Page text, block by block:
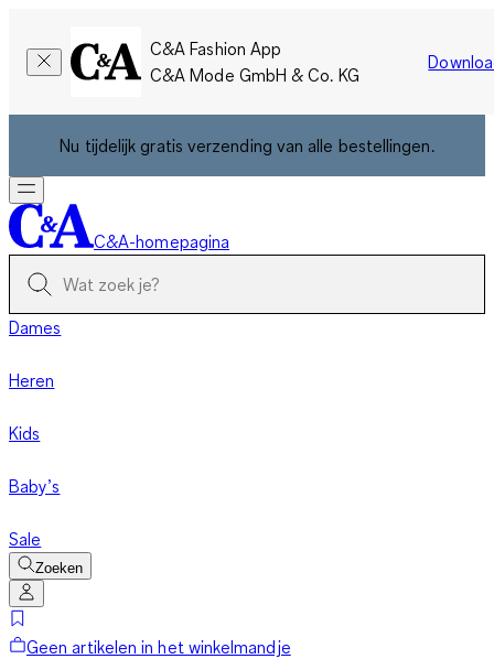
C&A Fashion App
C&A Mode GmbH & Co. KG
Nu tijdelijk gratis verzending van alle bestellingen.
C&A-homepagina
Dames
Heren
Kids
Baby’s
Sale
Zoeken
Geen artikelen in het winkelmandje